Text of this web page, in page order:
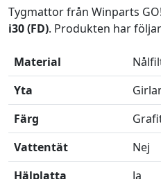
Tygmattor från Winparts
i30 (FD). Produkten har
Material
Yta
Färg
Vattentät
Nej
Hälplatta
Ja